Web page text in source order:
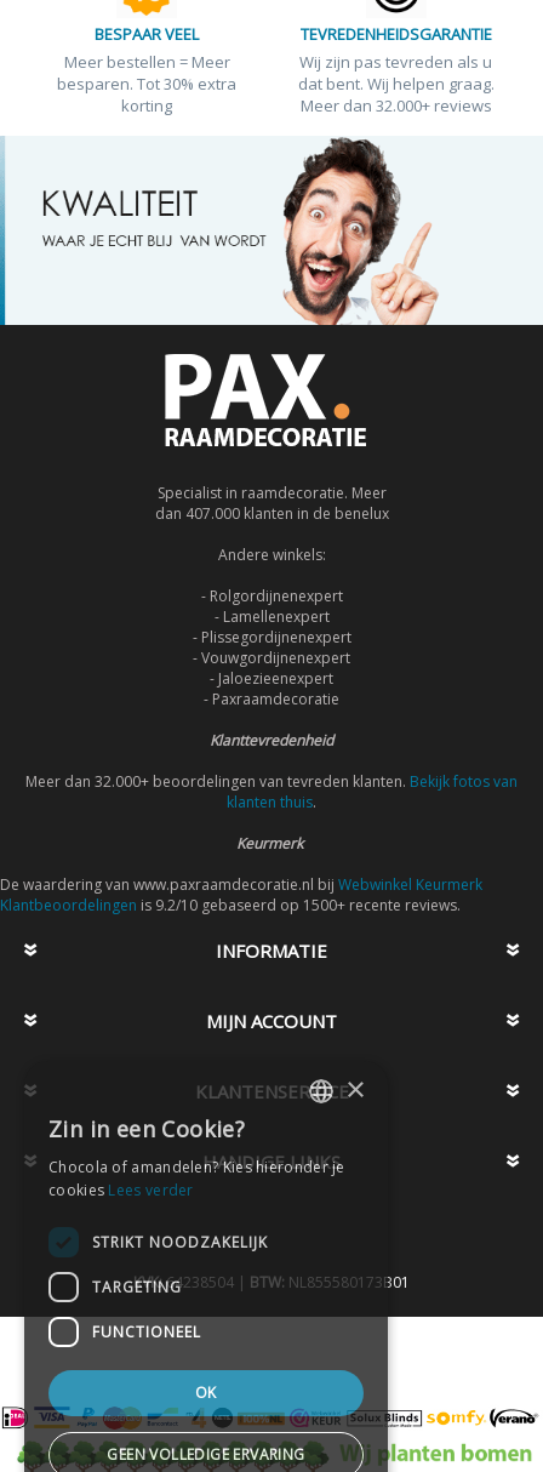
BESPAAR VEEL
Meer bestellen = Meer
besparen. Tot 30% extra
korting
TEVREDENHEIDSGARANTIE
Wij zijn pas tevreden als u
dat bent. Wij helpen graag.
Meer dan 32.000+ reviews
Specialist in raamdecoratie. Meer
dan 407.000 klanten in de benelux
Andere winkels:
- Rolgordijnenexpert
- Lamellenexpert
- Plissegordijnenexpert
- Vouwgordijnenexpert
- Jaloezieenexpert
- Paxraamdecoratie
Klanttevredenheid
Meer dan 32.000+ beoordelingen van tevreden klanten. Bekijk fotos van
klanten thuis.
Keurmerk
De waardering van www.paxraamdecoratie.nl bij Webwinkel Keurmerk
Klantbeoordelingen is 9.2/10 gebaseerd op 1500+ recente reviews.
INFORMATIE
MIJN ACCOUNT
KLANTENSERVICE
HANDIGE LINKS
KVK:64238504 | BTW: NL855580173B01
DUTCH
×
Zin in een Cookie?
Chocola of amandelen? Kies hieronder je
cookies Lees verder
STRIKT NOODZAKELIJK
TARGETING
FUNCTIONEEL
OK
GEEN VOLLEDIGE ERVARING